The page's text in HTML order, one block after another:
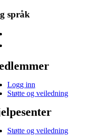
språk
Logg inn
Støtte og veiledning
Støtte og veiledning